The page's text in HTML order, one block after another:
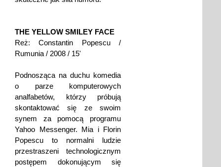
THE YELLOW SMILEY FACE
Reż: Constantin Popescu /
Rumunia / 2008 / 15'
Podnosząca na duchu komedia
o parze komputerowych
analfabetów, którzy próbują
skontaktować się ze swoim
synem za pomocą programu
Yahoo Messenger. Mia i Florin
Popescu to normalni ludzie
przestraszeni technologicznym
postępem dokonującym się